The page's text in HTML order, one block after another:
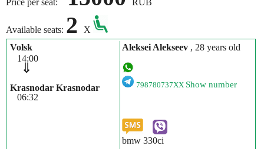
Price per seat: RUB
Available seats: 2
X
Volsk
14:00
⇓
Krasnodar Krasnodar
06:32
Aleksei Alekseev , 28 years old
798780737XX Show number
bmw 330ci